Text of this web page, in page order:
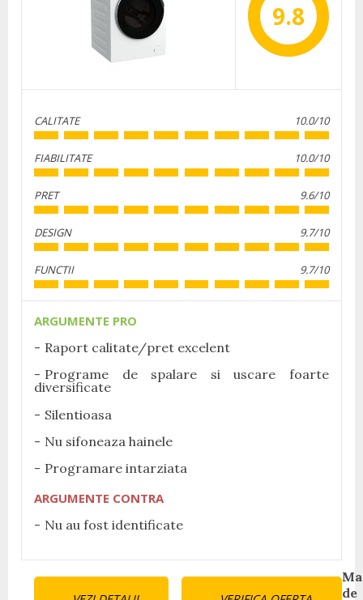
9.8
CALITATE 10.0/10
FIABILITATE 10.0/10
PRET 9.6/10
DESIGN 9.7/10
FUNCTII 9.7/10
ARGUMENTE PRO
Raport calitate/pret excelent
Programe de spalare si uscare foarte
diversificate
Silentioasa
Nu sifoneaza hainele
Programare intarziata
ARGUMENTE CONTRA
Nu au fost identificate
Continue
de